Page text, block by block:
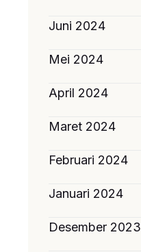
Juni 2024
Mei 2024
April 2024
Maret 2024
Februari 2024
Januari 2024
Desember 2023